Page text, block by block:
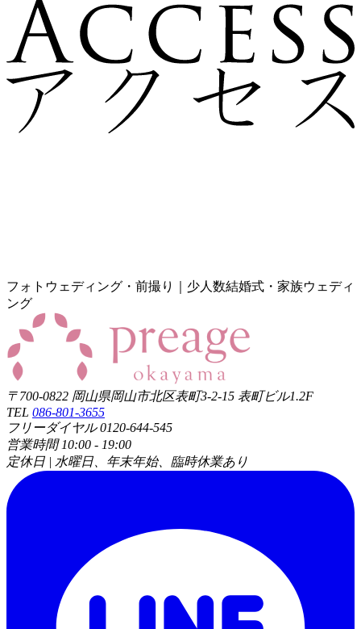
フォトウェディング・前撮り｜少人数結婚式・家族ウェディ
ング
〒700-0822 岡山県岡山市北区表町3-2-15 表町ビル1.2F
TEL 086-801-3655
フリーダイヤル 0120-644-545
営業時間 10:00 - 19:00
定休日 | 水曜日、年末年始、臨時休業あり